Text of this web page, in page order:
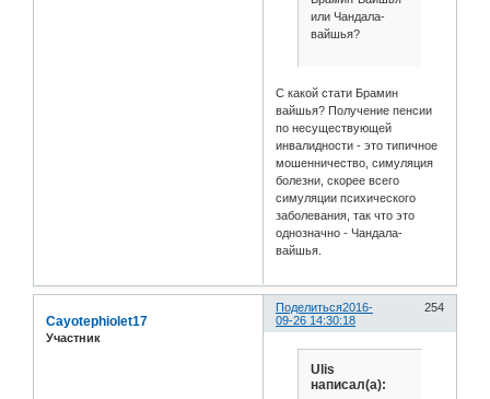
или Чандала-
вайшья?
С какой стати Брамин
вайшья? Получение пенсии
по несуществующей
инвалидности - это типичное
мошенничество, симуляция
болезни, скорее всего
симуляции психического
заболевания, так что это
однозначно - Чандала-
вайшья.
Поделиться 254
2016-
09-26 14:30:18
Cayotephiolet17
Участник
Ulis
написал(а):